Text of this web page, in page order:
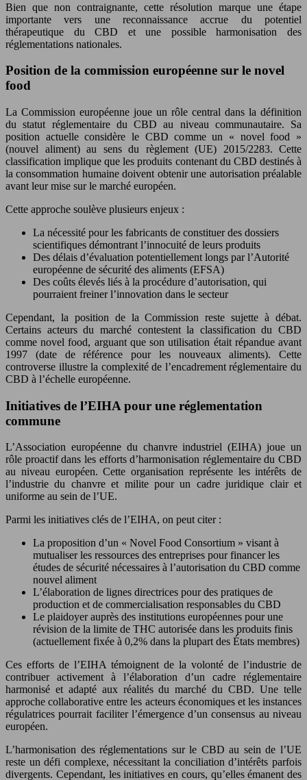
Bien que non contraignante, cette résolution marque une étape
importante vers une reconnaissance accrue du potentiel
thérapeutique du CBD et une possible harmonisation des
réglementations nationales.
Position de la commission européenne sur le novel
food
La Commission européenne joue un rôle central dans la définition
du statut réglementaire du CBD au niveau communautaire. Sa
position actuelle considère le CBD comme un « novel food »
(nouvel aliment) au sens du règlement (UE) 2015/2283. Cette
classification implique que les produits contenant du CBD destinés à
la consommation humaine doivent obtenir une autorisation préalable
avant leur mise sur le marché européen.
Cette approche soulève plusieurs enjeux :
La nécessité pour les fabricants de constituer des dossiers
scientifiques démontrant l’innocuité de leurs produits
Des délais d’évaluation potentiellement longs par l’Autorité
européenne de sécurité des aliments (EFSA)
Des coûts élevés liés à la procédure d’autorisation, qui
pourraient freiner l’innovation dans le secteur
Cependant, la position de la Commission reste sujette à débat.
Certains acteurs du marché contestent la classification du CBD
comme novel food, arguant que son utilisation était répandue avant
1997 (date de référence pour les nouveaux aliments). Cette
controverse illustre la complexité de l’encadrement réglementaire du
CBD à l’échelle européenne.
Initiatives de l’EIHA pour une réglementation
commune
L’Association européenne du chanvre industriel (EIHA) joue un
rôle proactif dans les efforts d’harmonisation réglementaire du CBD
au niveau européen. Cette organisation représente les intérêts de
l’industrie du chanvre et milite pour un cadre juridique clair et
uniforme au sein de l’UE.
Parmi les initiatives clés de l’EIHA, on peut citer :
La proposition d’un « Novel Food Consortium » visant à
mutualiser les ressources des entreprises pour financer les
études de sécurité nécessaires à l’autorisation du CBD comme
nouvel aliment
L’élaboration de lignes directrices pour des pratiques de
production et de commercialisation responsables du CBD
Le plaidoyer auprès des institutions européennes pour une
révision de la limite de THC autorisée dans les produits finis
(actuellement fixée à 0,2% dans la plupart des États membres)
Ces efforts de l’EIHA témoignent de la volonté de l’industrie de
contribuer activement à l’élaboration d’un cadre réglementaire
harmonisé et adapté aux réalités du marché du CBD. Une telle
approche collaborative entre les acteurs économiques et les instances
régulatrices pourrait faciliter l’émergence d’un consensus au niveau
européen.
L’harmonisation des réglementations sur le CBD au sein de l’UE
reste un défi complexe, nécessitant la conciliation d’intérêts parfois
divergents. Cependant, les initiatives en cours, qu’elles émanent des